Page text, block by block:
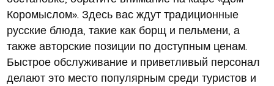
Коромыслом». Здесь вас ждут традиционные
русские блюда, такие как борщ и пельмени, а
также авторские позиции по доступным ценам.
Быстрое обслуживание и приветливый персонал
делают это место популярным среди туристов и